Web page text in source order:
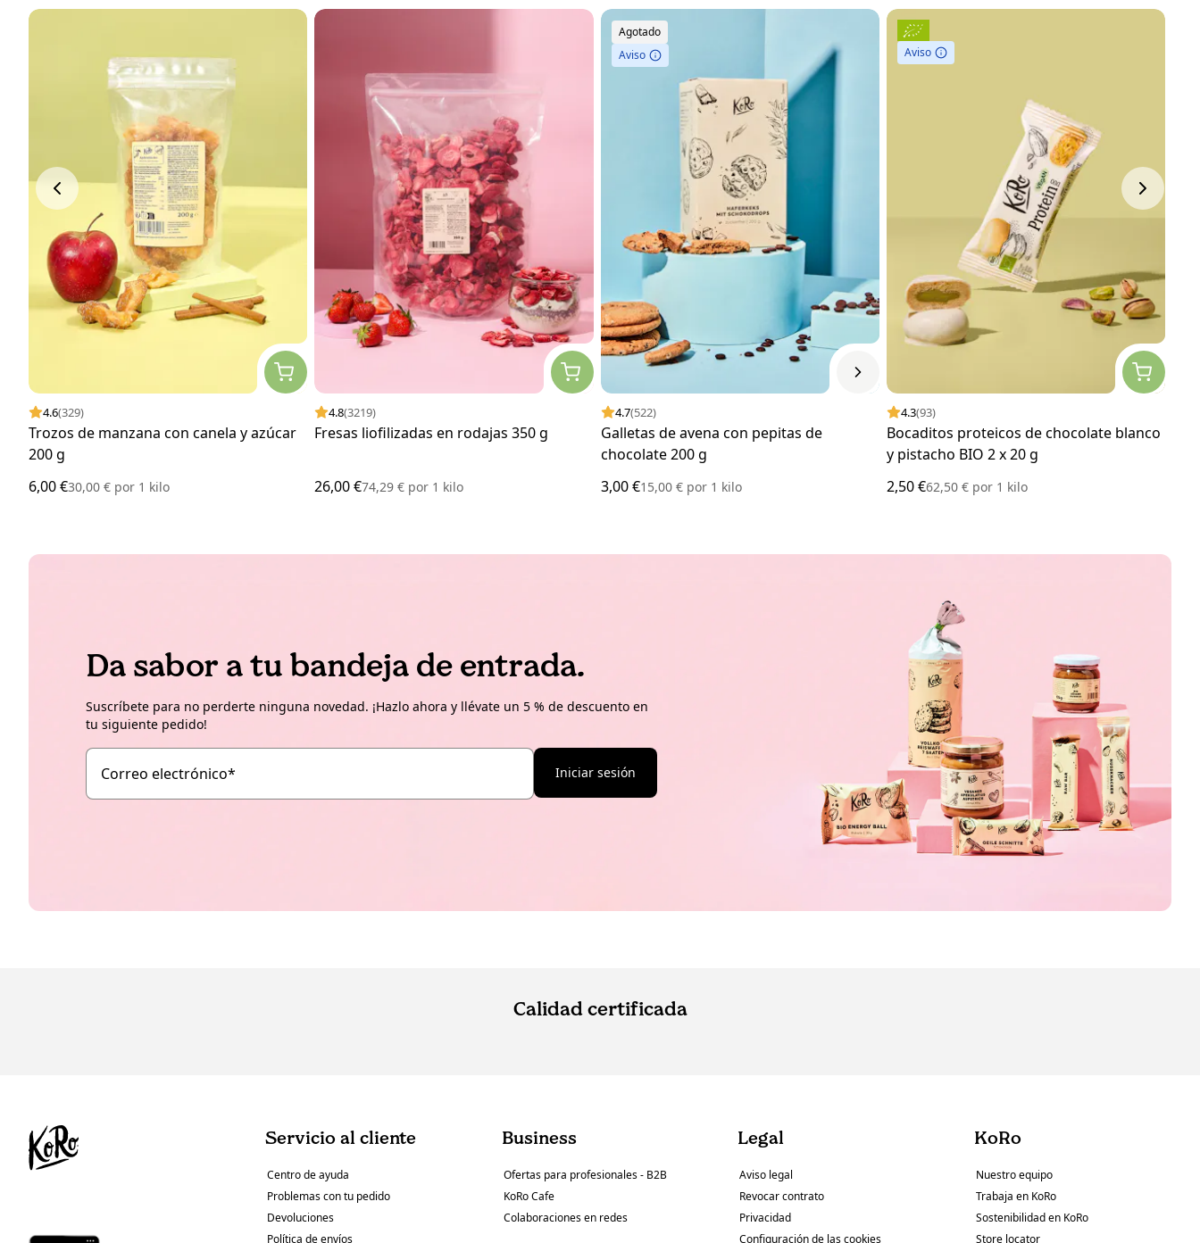
4.6(329)
Trozos de manzana con canela y azúcar
200 g
6,00 €30,00 € por 1 kilo
4.8(3219)
Fresas liofilizadas en rodajas 350 g
26,00 €74,29 € por 1 kilo
Agotado
Aviso
4.7(522)
Galletas de avena con pepitas de
chocolate 200 g
3,00 €15,00 € por1 kilo
Aviso
4.3(93)
Bocaditos proteicos de chocolate blanco
y pistacho BIO 2 x 20 g
2,50 €62,50 € por1 kilo
Da sabor a tu bandeja de entrada.
Suscríbete para no perderte ninguna novedad. ¡Hazlo ahora y llévate un 5 % de descuento en
tu siguiente pedido!
Correo electrónico* Iniciar sesión
Calidad certificada
Servicio al cliente
Centro de ayuda
Problemas con tu pedido
Devoluciones
Política de envíos
Business
Ofertas para profesionales - B2B
KoRo Cafe
Colaboraciones en redes
Legal
Aviso legal
Revocar contrato
Privacidad
Configuración de las cookies
KoRo
Nuestro equipo
Trabaja en KoRo
Sostenibilidad en KoRo
Store locator